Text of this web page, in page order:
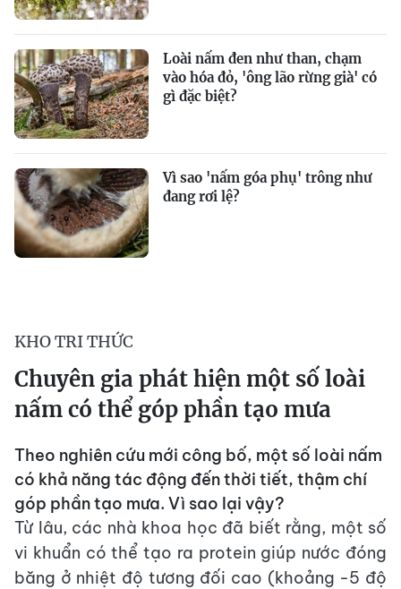
Loài nấm đen như than, chạm
vào hóa đỏ, 'ông lão rừng già' có
gì đặc biệt?
Vì sao 'nấm góa phụ' trông như
đang rơi lệ?
KHO TRI THỨC
Chuyên gia phát hiện một số loài
nấm có thể góp phần tạo mưa
Theo nghiên cứu mới công bố, một số loài nấm
có khả năng tác động đến thời tiết, thậm chí
góp phần tạo mưa. Vì sao lại vậy?
Từ lâu, các nhà khoa học đã biết rằng, một số
vi khuẩn có thể tạo ra protein giúp nước đóng
băng ở nhiệt độ tương đối cao (khoảng -5 độ